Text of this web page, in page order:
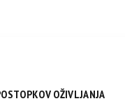
OŽIVLJANJA